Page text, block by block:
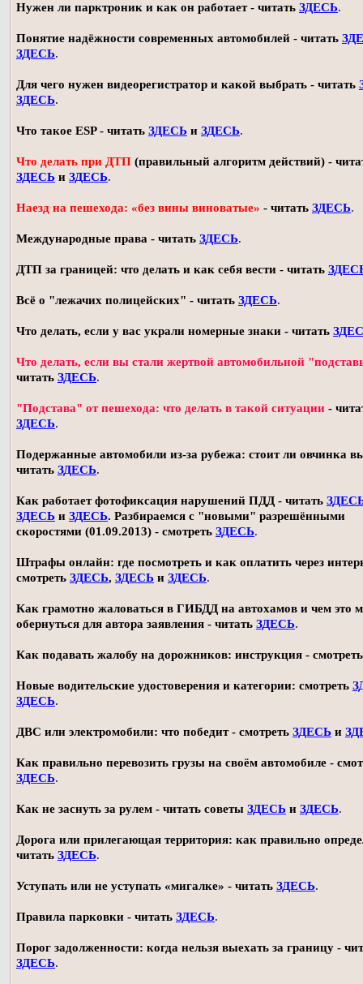
Нужен ли парктроник и как он работает - читать ЗДЕСЬ.
Понятие надёжности современных автомобилей - читать
ЗДЕСЬ.
Для чего нужен видеорегистратор и какой выбрать - читать
ЗДЕСЬ.
Что такое ESP - читать ЗДЕСЬ и ЗДЕСЬ.
Что делать при ДТП (правильный алгоритм действий) -
ЗДЕСЬ и ЗДЕСЬ.
Наезд на пешехода: «без вины виноватые» - читать ЗДЕСЬ.
Международные права - читать ЗДЕСЬ.
ДТП за границей: что делать и как себя вести - читать
Всё о "лежачих полицейских" - читать ЗДЕСЬ.
Что делать, если у вас украли номерные знаки - читать
Что делать, если вы стали жертвой автомобильной
читать ЗДЕСЬ.
"Подстава" от пешехода: что делать в такой ситуации -
ЗДЕСЬ.
Подержанные автомобили из-за рубежа: стоит ли овчинка
читать ЗДЕСЬ.
Как работает фотофиксация нарушений ПДД - читать
ЗДЕСЬ и ЗДЕСЬ. Разбираемся с "новыми" разрешёнными
скоростями (01.09.2013) - смотреть ЗДЕСЬ.
Штрафы онлайн: где посмотреть и как оплатить через
смотреть ЗДЕСЬ, ЗДЕСЬ и ЗДЕСЬ.
Как грамотно жаловаться в ГИБДД на автохамов и чем это
обернуться для автора заявления - читать ЗДЕСЬ.
Как подавать жалобу на дорожников: инструкция -
Новые водительские удостоверения и категории: смотреть
ЗДЕСЬ.
ДВС или электромобили: что победит - смотреть ЗДЕСЬ и
Как правильно перевозить грузы на своём автомобиле -
ЗДЕСЬ.
Как не заснуть за рулем - читать советы ЗДЕСЬ и ЗДЕСЬ.
Дорога или прилегающая территория: как правильно
читать ЗДЕСЬ.
Уступать или не уступать «мигалке» - читать ЗДЕСЬ.
Правила парковки - читать ЗДЕСЬ.
Порог задолженности: когда нельзя выехать за границу -
ЗДЕСЬ.